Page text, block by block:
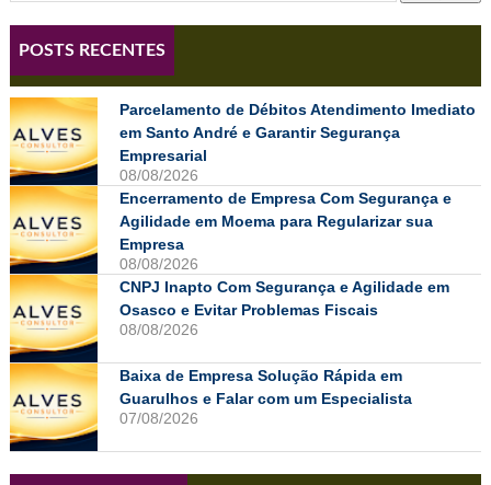
POSTS RECENTES
Parcelamento de Débitos Atendimento Imediato
em Santo André e Garantir Segurança
Empresarial
08/08/2026
Encerramento de Empresa Com Segurança e
Agilidade em Moema para Regularizar sua
Empresa
08/08/2026
CNPJ Inapto Com Segurança e Agilidade em
Osasco e Evitar Problemas Fiscais
08/08/2026
Baixa de Empresa Solução Rápida em
Guarulhos e Falar com um Especialista
07/08/2026